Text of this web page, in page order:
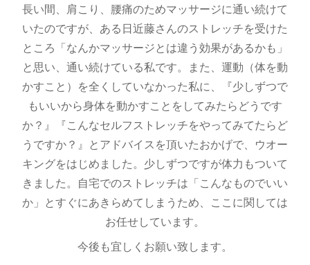
長い間、肩こり、腰痛のためマッサージに通い続けて
いたのですが、ある日近藤さんのストレッチを受けた
ところ「なんかマッサージとは違う効果があるかも」
と思い、通い続けている私です。また、運動（体を動
かすこと）を全くしていなかった私に、『少しずつで
もいいから身体を動かすことをしてみたらどうです
か？』『こんなセルフストレッチをやってみてたらど
うですか？』とアドバイスを頂いたおかげで、ウオー
キングをはじめました。少しずつですが体力もついて
きました。自宅でのストレッチは「こんなものでいい
か」とすぐにあきらめてしまうため、ここに関しては
お任せしています。
今後も宜しくお願い致します。